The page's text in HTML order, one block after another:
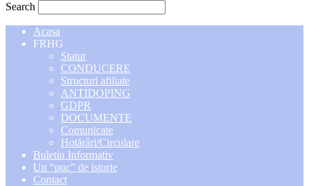
Search
Acasa
FRHG
Statut
CONDUCERE
Structuri afiliate
ANTIDOPING
GDPR
DOCUMENTE
Comunicate
Hotărâri/Circulare
Buletin Informativ
Un “puc” de istorie
Contact